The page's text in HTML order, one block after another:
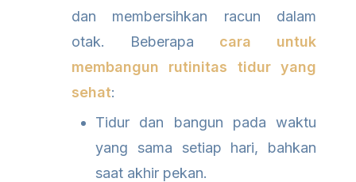
dan membersihkan racun dalam
otak. Beberapa cara untuk
membangun rutinitas tidur yang
sehat:
Tidur dan bangun pada waktu
yang sama setiap hari, bahkan
saat akhir pekan.